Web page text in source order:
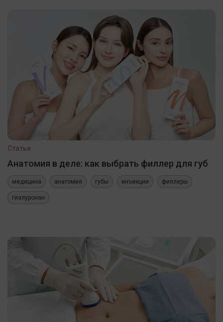
Статья
Анатомия в деле: как выбрать филлер для губ
медицина анатомия губы инъекции филлеры
гиалуронан